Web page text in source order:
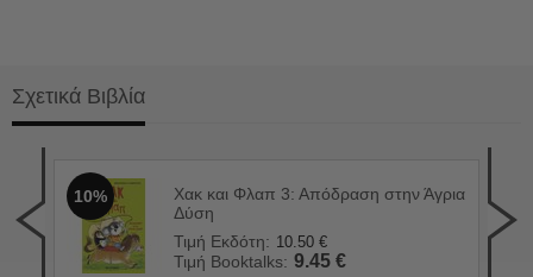
Σχετικά Βιβλία
10%
Χακ και Φλαπ 3: Απόδραση στην Άγρια
Δύση
Τιμή Εκδότη: 10.50 €
Τιμή Booktalks: 9.45 €